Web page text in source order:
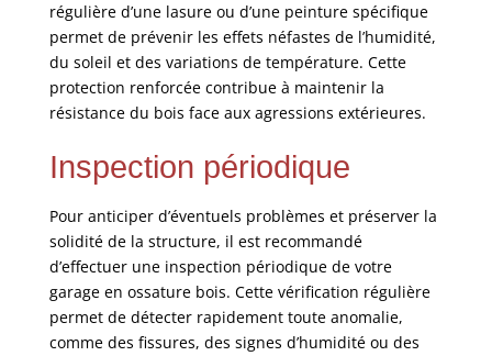
régulière d’une lasure ou d’une peinture spécifique
permet de prévenir les effets néfastes de l’humidité,
du soleil et des variations de température. Cette
protection renforcée contribue à maintenir la
résistance du bois face aux agressions extérieures.
Inspection périodique
Pour anticiper d’éventuels problèmes et préserver la
solidité de la structure, il est recommandé
d’effectuer une inspection périodique de votre
garage en ossature bois. Cette vérification régulière
permet de détecter rapidement toute anomalie,
comme des fissures, des signes d’humidité ou des